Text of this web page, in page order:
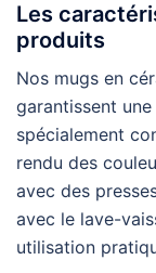
Les
produits
Nos mugs en
garantissent
spécialement
rendu des
avec des
avec le lave-
utilisation